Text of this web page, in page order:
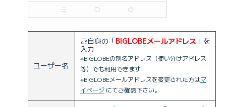
ユーザー名
ご自身の「BIGLOBEメールアドレス 」を
入力
※BIGLOBEの別名アドレス（使い分けアドレス
等）でも利用できます
※BIGLOBEメールアドレスを変更された方はマ
イページ にてご確認下さい。